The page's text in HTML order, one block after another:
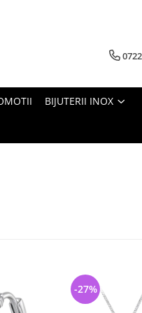
BIJUTERII INOX
-27%